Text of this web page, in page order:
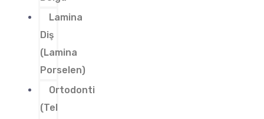
Lamina
Diş
(Lamina
Porselen)
Ortodonti
(Tel